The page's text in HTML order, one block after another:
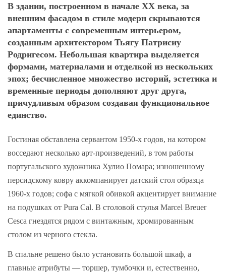
В здании, построенном в начале XX века, за
внешним фасадом в стиле модерн скрываются
апартаменты с современным интерьером,
созданным архитектором Тьягу Патрисиу
Родригесом. Небольшая квартира выделяется
формами, материалами и отделкой из нескольких
эпох; бесчисленное множество историй, эстетика и
временные периоды дополняют друг друга,
причудливым образом создавая функциональное
единство.
Гостиная обставлена сервантом 1950-х годов, на котором
восседают несколько арт-произведений, в том работы
португальского художника Хулио Помара; изношенному
персидскому ковру аккомпанирует датский стол образца
1960-х годов; софа с мягкой обивкой акцентирует внимание
на подушках от Pura Cal. В столовой стулья Marcel Breuer
Cesca гнездятся рядом с винтажным, хромированным
столом из черного стекла.
В спальне решено было установить большой шкаф, а
главные атрибуты — торшер, тумбочки и, естественно,